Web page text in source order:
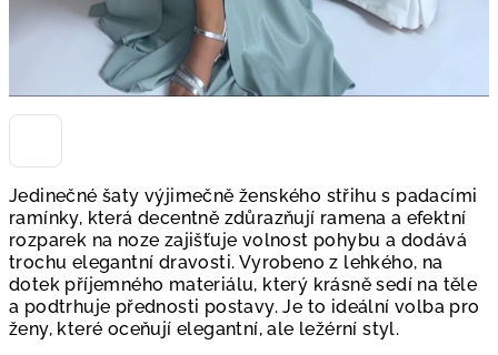
Jedinečné šaty výjimečně ženského střihu s padacími
ramínky, která decentně zdůrazňují ramena a efektní
rozparek na noze zajišťuje volnost pohybu a dodává
trochu elegantní dravosti. Vyrobeno z lehkého, na
dotek příjemného materiálu, který krásně sedí na těle
a podtrhuje přednosti postavy. Je to ideální volba pro
ženy, které oceňují elegantní, ale ležérní styl.